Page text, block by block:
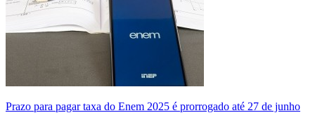
Prazo para pagar taxa do Enem 2025 é prorrogado até 27 de junho